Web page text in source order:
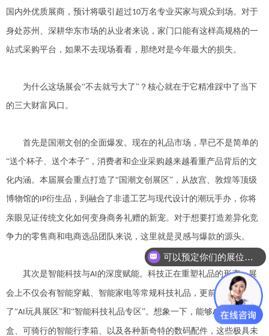
国内外优质展商，预计将吸引超过10万名专业买家与观众到场。对于
身处苏州、深耕华东市场的从业者来说，家门口能有这样高规格的一
站式采购平台，如果不去现场看看，那绝对是今年最大的损失。
为什么这场展会“不去就亏大了”？核心就在于它精准踩中了当下
的三大财富风口。
首先是国潮文创的全面爆发。现在的礼品市场，早已不是简单的
“送个杯子、送个本子”，消费者和企业采购越来越看重产品背后的文
化内涵。本届展会重点打造了“国潮文创展区”，从故宫、敦煌等顶级
博物馆的 IP衍生品，到融合了非遗工艺与现代设计的潮玩手办，你将
亲眼见证传统文化如何变身商务礼赠的新宠。对于想要打造差异化竞
争力的零售商和电商选品团队来说，这里就是灵感与爆款的源头。
其次是智能科技与AI 的深度赋能。科技正在重塑礼品的形态，展
会上不仅会有智能穿戴、智能家电等常规科技礼品，更前瞻性地设立
了“AI 玩具展区”和“智能科技礼品专区”。想象一下，能够AI 互动的礼
盒、可骑行的智能行李箱、以及各种新奇特的数码配件，这些极具未
可以预定你们的展位吗？